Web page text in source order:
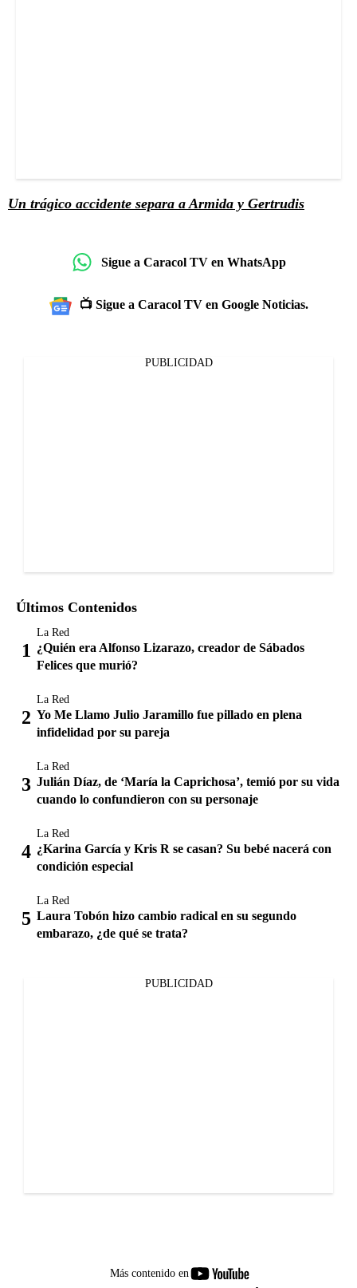
Un trágico accidente separa a Armida y Gertrudis
Sigue a Caracol TV en WhatsApp
📺 Sigue a Caracol TV en Google Noticias.
PUBLICIDAD
Últimos Contenidos
La Red
¿Quién era Alfonso Lizarazo, creador de Sábados
Felices que murió?
La Red
Yo Me Llamo Julio Jaramillo fue pillado en plena
infidelidad por su pareja
La Red
Julián Díaz, de ‘María la Caprichosa’, temió por su vida
cuando lo confundieron con su personaje
La Red
¿Karina García y Kris R se casan? Su bebé nacerá con
condición especial
La Red
Laura Tobón hizo cambio radical en su segundo
embarazo, ¿de qué se trata?
PUBLICIDAD
Más contenido en
youtube-